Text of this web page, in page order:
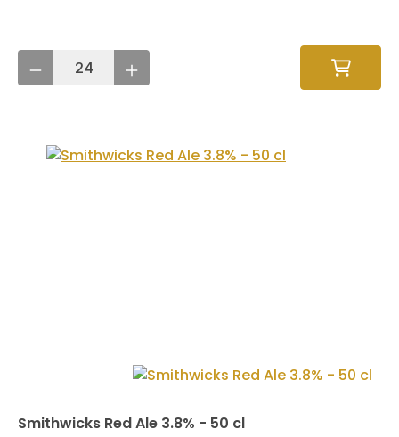
Smithwicks Red Ale 3.8% - 50 cl